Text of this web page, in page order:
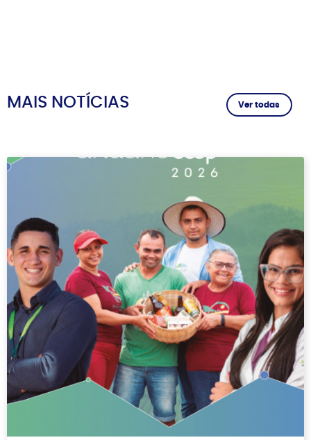
MAIS NOTÍCIAS Ver todas